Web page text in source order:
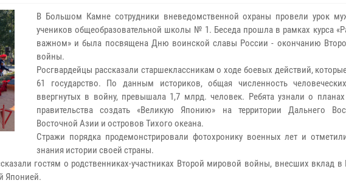
В Большом Камне сотрудники вневедомственной охраны провели урок
учеников общеобразовательной школы № 1. Беседа прошла в рамках курса
важном» и была посвящена Дню воинской славы России - окончанию
войны.
Росгвардейцы рассказали старшеклассникам о ходе боевых действий,
61 государство. По данным историков, общая численность
ввергнутых в войну, превышала 1,7 млрд. человек. Ребята узнали о планах
правительства создать «Великую Японию» на территории Дальнего
Восточной Азии и островов Тихого океана.
Стражи порядка продемонстрировали фотохронику военных лет и
знания истории своей страны.
гостям о родственниках-участниках Второй мировой войны, внесших вклад в
Японией.